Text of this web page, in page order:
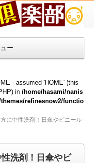
ー
- assumed 'HOME' (this
in /home/hasami/nanis
refinesnow2/functio
に中性洗剤！日傘やビニール
洗剤！日傘やビ